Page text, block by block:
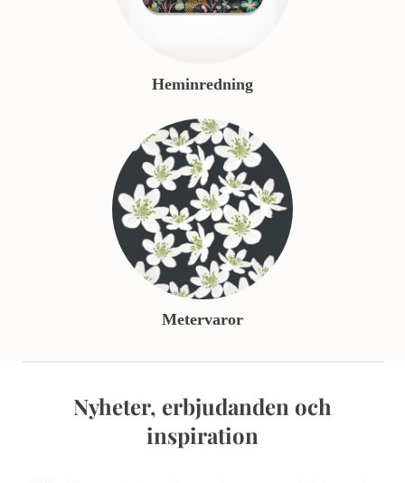
Heminredning
Metervaror
Nyheter, erbjudanden och
inspiration